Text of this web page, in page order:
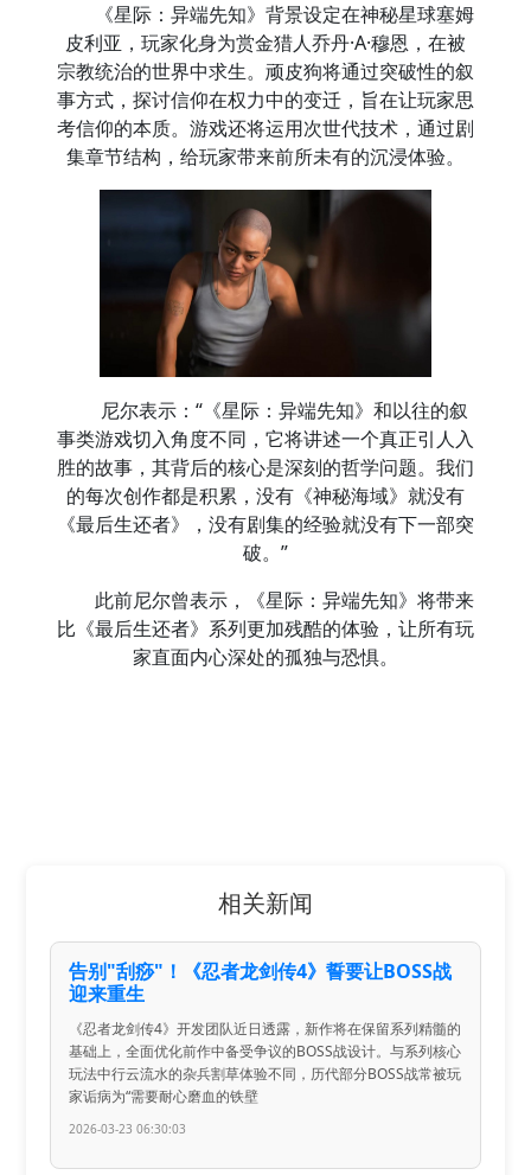
《星际：异端先知》背景设定在神秘星球塞姆
皮利亚，玩家化身为赏金猎人乔丹·A·穆恩，在被
宗教统治的世界中求生。顽皮狗将通过突破性的叙
事方式，探讨信仰在权力中的变迁，旨在让玩家思
考信仰的本质。游戏还将运用次世代技术，通过剧
集章节结构，给玩家带来前所未有的沉浸体验。
尼尔表示：“《星际：异端先知》和以往的叙
事类游戏切入角度不同，它将讲述一个真正引人入
胜的故事，其背后的核心是深刻的哲学问题。我们
的每次创作都是积累，没有《神秘海域》就没有
《最后生还者》，没有剧集的经验就没有下一部突
破。”
此前尼尔曾表示，《星际：异端先知》将带来
比《最后生还者》系列更加残酷的体验，让所有玩
家直面内心深处的孤独与恐惧。
相关新闻
告别"刮痧"！《忍者龙剑传4》誓要让BOSS战
迎来重生
《忍者龙剑传4》开发团队近日透露，新作将在保留系列精髓的
基础上，全面优化前作中备受争议的BOSS战设计。与系列核心
玩法中行云流水的杂兵割草体验不同，历代部分BOSS战常被玩
家诟病为“需要耐心磨血的铁壁
2026-03-23 06:30:03